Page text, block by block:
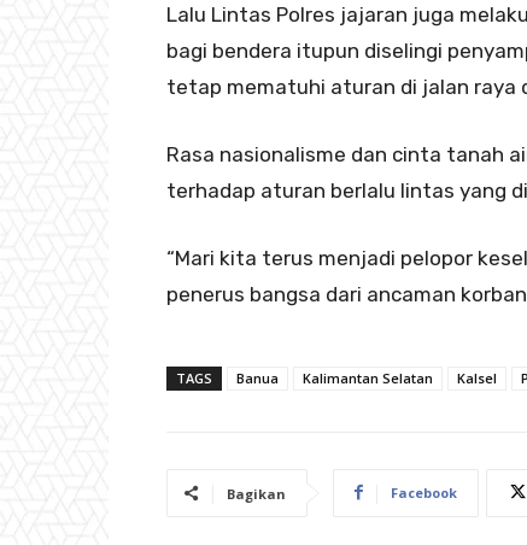
Lalu Lintas Polres jajaran juga
bagi bendera itupun diselingi
tetap mematuhi aturan di jalan raya
Rasa nasionalisme dan cinta tanah
terhadap aturan berlalu lintas yang
“Mari kita terus menjadi pelopor
penerus bangsa dari ancaman
TAGS Banua Kalimantan Selatan Kalsel
Bagikan Facebook